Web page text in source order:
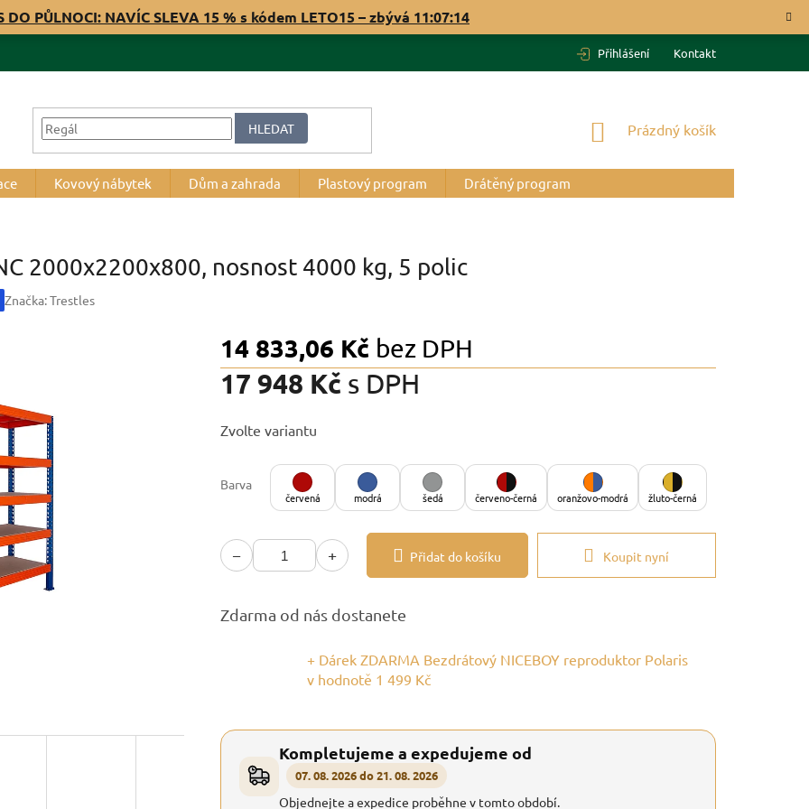
DO PŮLNOCI: NAVÍC SLEVA 15 % s kódem LETO15 – zbývá 11:07:13
Přihlášení Kontakt
HLEDAT
NÁKUPNÍ
Prázdný košík
Kovový nábytek Dům a zahrada Plastový program Drátěný program
2000x2200x800, nosnost 4000 kg, 5 polic
Značka:Trestles
14 833,06 Kč bez DPH
17 948 Kč s DPH
cena:
Zvolte variantu
Barva
červená modrá šedá červeno-černá oranžovo-modrá žluto-černá
− + Přidat do košíku Koupit nyní
Zdarma od nás dostanete
+ Dárek ZDARMA Bezdrátový NICEBOY reproduktor Polaris
v hodnotě 1 499 Kč
Kompletujeme a expedujeme od
07. 08. 2026 do 21. 08. 2026
Objednejte a expedice proběhne v tomto období.